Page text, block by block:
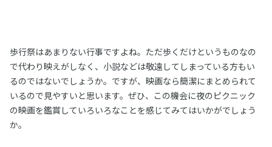
歩行祭はあまりない行事ですよね。ただ歩くだけというものなの
で代わり映えがしなく、小説などは敬遠してしまっている方もい
るのではないでしょうか。ですが、映画なら簡潔にまとめられて
いるので見やすいと思います。ぜひ、この機会に夜のピクニック
の映画を鑑賞していろいろなことを感じてみてはいかがでしょう
か。